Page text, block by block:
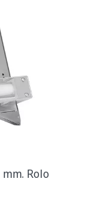
Rolo